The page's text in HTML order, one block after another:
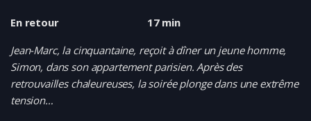
En retour 17 min
Jean-Marc, la cinquantaine, reçoit à dîner un jeune homme,
Simon, dans son appartement parisien. Après des
retrouvailles chaleureuses, la soirée plonge dans une extrême
tension…